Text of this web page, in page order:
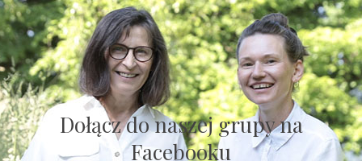
Dołącz do naszej grupy na
Facebooku